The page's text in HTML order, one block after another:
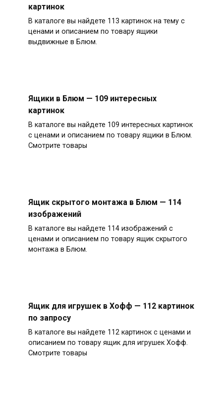
картинок
В каталоге вы найдете 113 картинок на тему с
ценами и описанием по товару ящики
выдвижные в Блюм.
Ящики в Блюм — 109 интересных
картинок
В каталоге вы найдете 109 интересных картинок
с ценами и описанием по товару ящики в Блюм.
Смотрите товары
Ящик скрытого монтажа в Блюм — 114
изображений
В каталоге вы найдете 114 изображений с
ценами и описанием по товару ящик скрытого
монтажа в Блюм.
Ящик для игрушек в Хофф — 112 картинок
по запросу
В каталоге вы найдете 112 картинок с ценами и
описанием по товару ящик для игрушек Хофф.
Смотрите товары